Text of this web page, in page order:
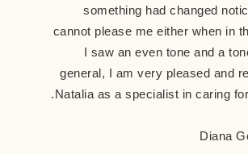
something had changed
cannot please me either when in
I saw an even tone and a
general, I am very pleased and
Natalia as a specialist in caring
Diana